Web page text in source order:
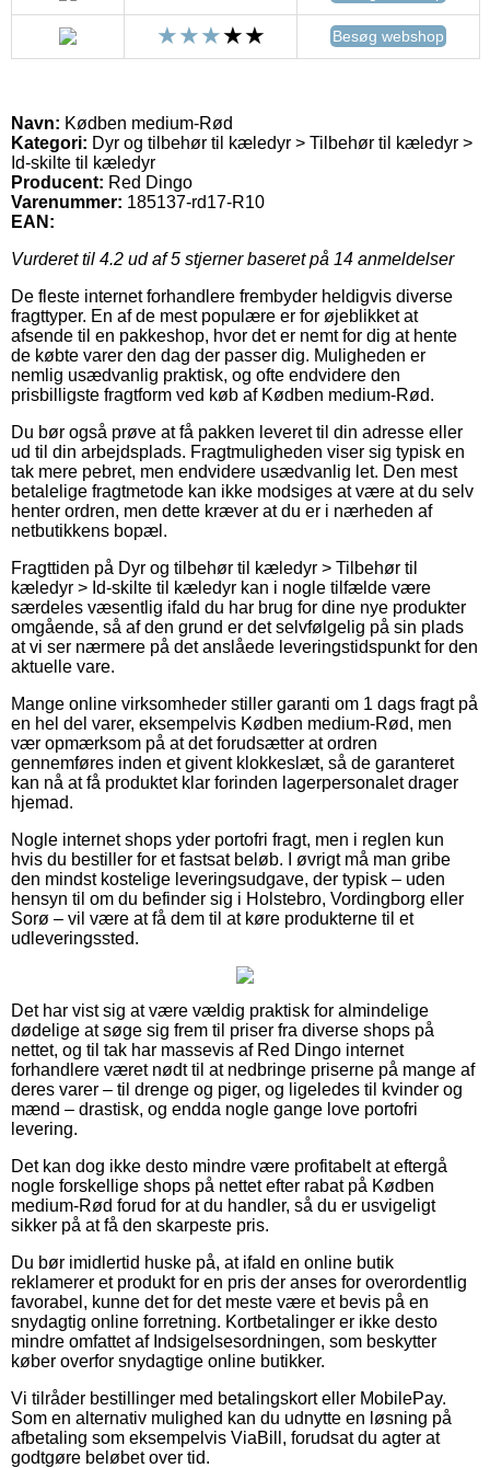
Besøg webshop
Navn: Kødben medium-Rød
Kategori: Dyr og tilbehør til kæledyr > Tilbehør til kæledyr >
Id-skilte til kæledyr
Producent: Red Dingo
Varenummer: 185137-rd17-R10
EAN:
Vurderet til 4.2 ud af 5 stjerner baseret på 14 anmeldelser
De fleste internet forhandlere frembyder heldigvis diverse
fragttyper. En af de mest populære er for øjeblikket at
afsende til en pakkeshop, hvor det er nemt for dig at hente
de købte varer den dag der passer dig. Muligheden er
nemlig usædvanlig praktisk, og ofte endvidere den
prisbilligste fragtform ved køb af Kødben medium-Rød.
Du bør også prøve at få pakken leveret til din adresse eller
ud til din arbejdsplads. Fragtmuligheden viser sig typisk en
tak mere pebret, men endvidere usædvanlig let. Den mest
betalelige fragtmetode kan ikke modsiges at være at du selv
henter ordren, men dette kræver at du er i nærheden af
netbutikkens bopæl.
Fragttiden på Dyr og tilbehør til kæledyr > Tilbehør til
kæledyr > Id-skilte til kæledyr kan i nogle tilfælde være
særdeles væsentlig ifald du har brug for dine nye produkter
omgående, så af den grund er det selvfølgelig på sin plads
at vi ser nærmere på det anslåede leveringstidspunkt for den
aktuelle vare.
Mange online virksomheder stiller garanti om 1 dags fragt på
en hel del varer, eksempelvis Kødben medium-Rød, men
vær opmærksom på at det forudsætter at ordren
gennemføres inden et givent klokkeslæt, så de garanteret
kan nå at få produktet klar forinden lagerpersonalet drager
hjemad.
Nogle internet shops yder portofri fragt, men i reglen kun
hvis du bestiller for et fastsat beløb. I øvrigt må man gribe
den mindst kostelige leveringsudgave, der typisk – uden
hensyn til om du befinder sig i Holstebro, Vordingborg eller
Sorø – vil være at få dem til at køre produkterne til et
udleveringssted.
Det har vist sig at være vældig praktisk for almindelige
dødelige at søge sig frem til priser fra diverse shops på
nettet, og til tak har massevis af Red Dingo internet
forhandlere været nødt til at nedbringe priserne på mange af
deres varer – til drenge og piger, og ligeledes til kvinder og
mænd – drastisk, og endda nogle gange love portofri
levering.
Det kan dog ikke desto mindre være profitabelt at eftergå
nogle forskellige shops på nettet efter rabat på Kødben
medium-Rød forud for at du handler, så du er usvigeligt
sikker på at få den skarpeste pris.
Du bør imidlertid huske på, at ifald en online butik
reklamerer et produkt for en pris der anses for overordentlig
favorabel, kunne det for det meste være et bevis på en
snydagtig online forretning. Kortbetalinger er ikke desto
mindre omfattet af Indsigelsesordningen, som beskytter
køber overfor snydagtige online butikker.
Vi tilråder bestillinger med betalingskort eller MobilePay.
Som en alternativ mulighed kan du udnytte en løsning på
afbetaling som eksempelvis ViaBill, forudsat du agter at
godtgøre beløbet over tid.